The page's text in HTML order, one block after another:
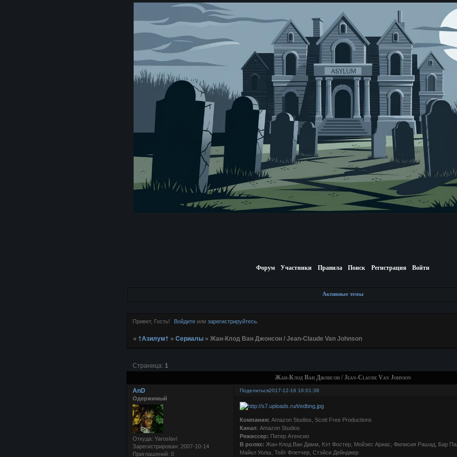
Форум Участники Правила Поиск Регистрация Войти
Активные темы
Привет, Гость! Войдите или зарегистрируйтесь
» †Азилум† » Сериалы » Жан-Клод Ван Джонсон / Jean-Claude Van Johnson
Жан-Клод Ван Джонсон / Jean-Claude Van Johnson
Страница: 1
Поделиться2017-12-16 16:01:38
AnD
Одержимый
Откуда: Yaroslavl
Зарегистрирован: 2007-10-14
Приглашений: 0
Компания: Amazon Studios, Scott Free Productions
Канал: Amazon Studios
Режиссер: Питер Атенсио
В ролях: Жан-Клод Ван Дамм, Кэт Фостер, Мойзес Ариас, Филисия Рашад, Бар
Майкл Уолш, Тейт Флетчер, Стэйси Дейнджер